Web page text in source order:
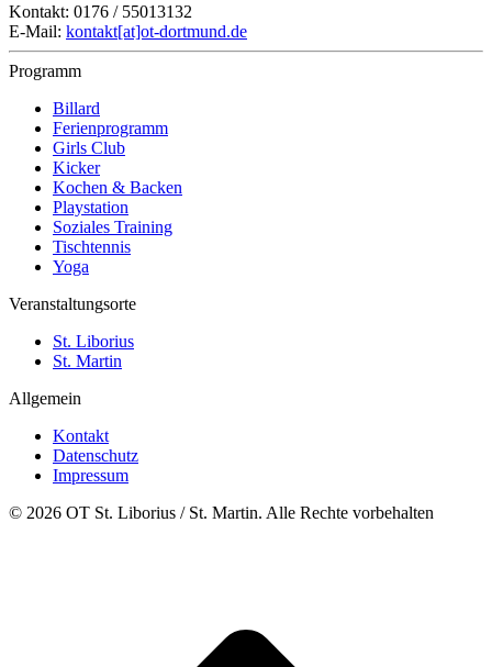
Kontakt: 0176 / 55013132
E-Mail: kontakt[at]ot-dortmund.de
Programm
Billard
Ferienprogramm
Girls Club
Kicker
Kochen & Backen
Playstation
Soziales Training
Tischtennis
Yoga
Veranstaltungsorte
St. Liborius
St. Martin
Allgemein
Kontakt
Datenschutz
Impressum
© 2026 OT St. Liborius / St. Martin. Alle Rechte vorbehalten